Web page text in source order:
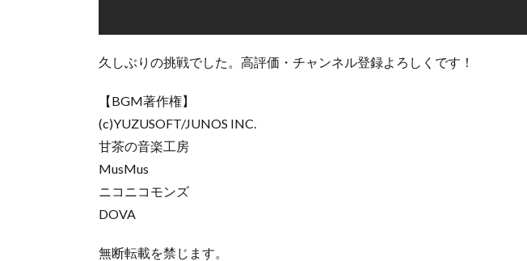
久しぶりの挑戦でした。高評価・チャンネル登録よろしくです！
【BGM著作権】
(c)YUZUSOFT/JUNOS INC.
甘茶の音楽工房
MusMus
ニコニコモンズ
DOVA
無断転載を禁じます。